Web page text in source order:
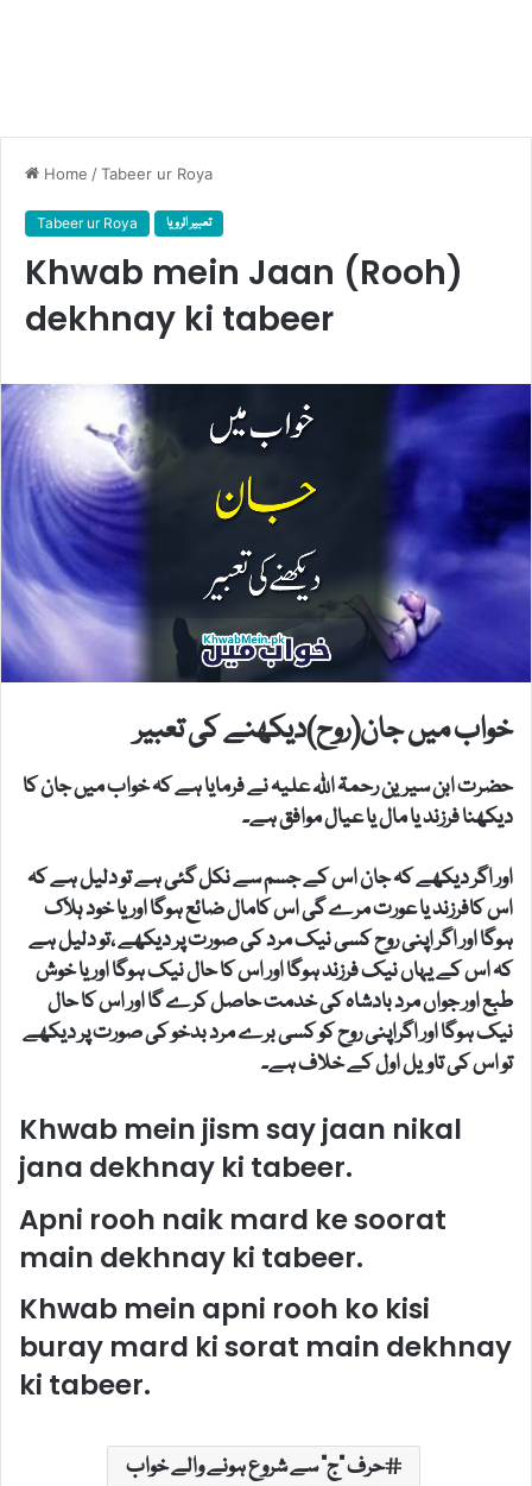
Home /Tabeer ur Roya
Tabeer ur Roya تعبیر الرویا
Khwab mein Jaan (Rooh)
dekhnay ki tabeer
خواب میں جان(روح)دیکھنے کی تعبیر
حضرت ابن سیرین رحمۃ اللہ علیہ نے فرمایا ہے کہ خواب میں جان کا
دیکھنا فرزند یا مال یا عیال موافق ہے۔
اور اگر دیکھے کہ جان اس کے جسم سے نکل گئی ہے تو دلیل ہے کہ
اس کافرزند یا عورت مرے گی اس کامال ضائع ہوگا اور یا خود ہلاک
ہوگا اور اگر اپنی روح کسی نیک مرد کی صورت پر دیکھے ،تو دلیل ہے
کہ اس کے یہاں نیک فرزند ہوگا اور اس کا حال نیک ہوگا اور یا خوش
طبع اور جواں مرد بادشاہ کی خدمت حاصل کرے گا اور اس کا حال
نیک ہوگا اور اگراپنی روح کو کسی برے مرد بدخو کی صورت پر دیکھے
تو اس کی تاویل اول کے خلاف ہے۔
Khwab mein jism say jaan nikal
jana dekhnay ki tabeer.
Apni rooh naik mard ke soorat
main dekhnay ki tabeer.
Khwab mein apni rooh ko kisi
buray mard ki sorat main dekhnay
ki tabeer.
حرف "ج" سے شروع ہونے والے خواب